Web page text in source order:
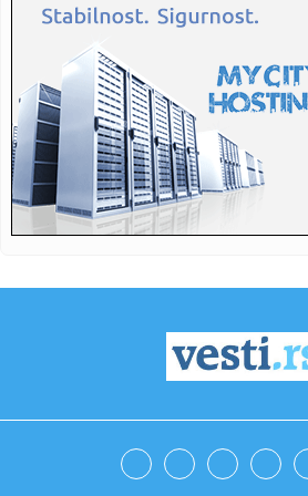
09:36:
vozači ...
09:34:Deo Novog Sada danas bez
09:34:"Jam Madar je postao naš
09:33:Lepa Brena pala na koncertu u
završila ...
Ovi fakulteti su ponovo
HAPOEL TRAŽI POJAČANJE: